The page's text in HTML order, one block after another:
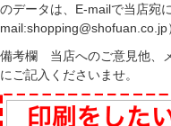
のデータは、E-mailで当店宛
mail:shopping@shofuan.co.jp
備考欄 当店へのご意見他、
にご記入くださいませ。